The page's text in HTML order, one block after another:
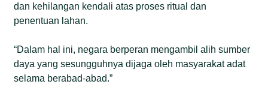
dan kehilangan kendali atas proses ritual dan
penentuan lahan.
“Dalam hal ini, negara berperan mengambil alih sumber
daya yang sesungguhnya dijaga oleh masyarakat adat
selama berabad-abad.”